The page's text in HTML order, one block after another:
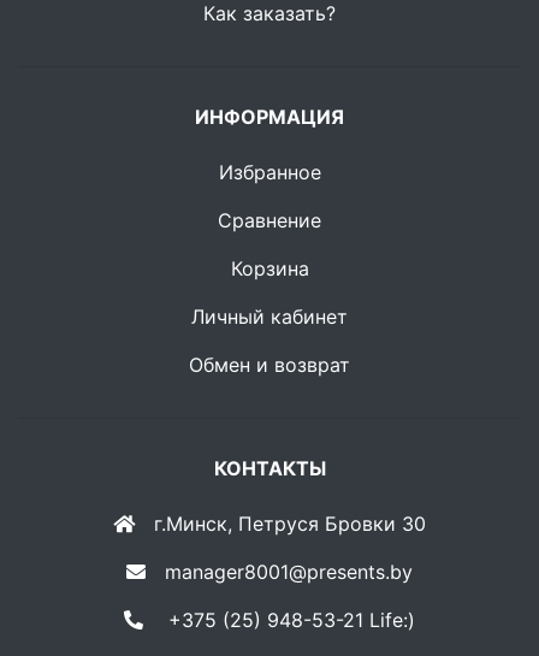
Как заказать?
ИНФОРМАЦИЯ
Избранное
Сравнение
Корзина
Личный кабинет
Обмен и возврат
КОНТАКТЫ
г.Минск, Петруся Бровки 30
manager8001@presents.by
+375 (25) 948-53-21 Life:)